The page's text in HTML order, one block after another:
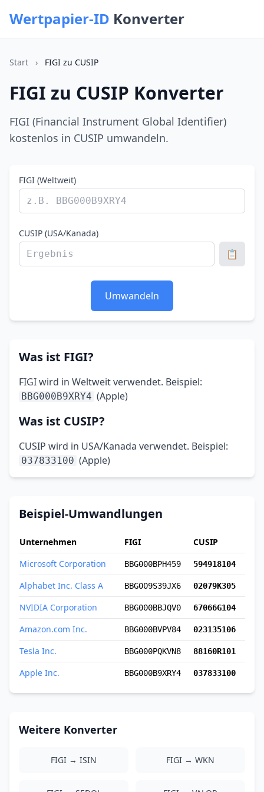
Wertpapier-ID Konverter
Start › FIGI zu CUSIP
FIGI zu CUSIP Konverter
FIGI (Financial Instrument Global Identifier)
kostenlos in CUSIP umwandeln.
FIGI (Weltweit)
CUSIP (USA/Kanada)
📋
Umwandeln
Was ist FIGI?
FIGI wird in Weltweit verwendet. Beispiel:
BBG000B9XRY4 (Apple)
Was ist CUSIP?
CUSIP wird in USA/Kanada verwendet. Beispiel:
037833100 (Apple)
Beispiel-Umwandlungen
Unternehmen FIGI
CUSIP
Microsoft Corporation
BBG000BPH459 594918104
Alphabet Inc. Class A BBG009S39JX6 02079K305
NVIDIA Corporation BBG000BBJQV0 67066G104
Amazon.com Inc. BBG000BVPV84 023135106
Tesla Inc. BBG000PQKVN8 88160R101
Apple Inc. BBG000B9XRY4 037833100
Weitere Konverter
FIGI → ISIN FIGI → WKN